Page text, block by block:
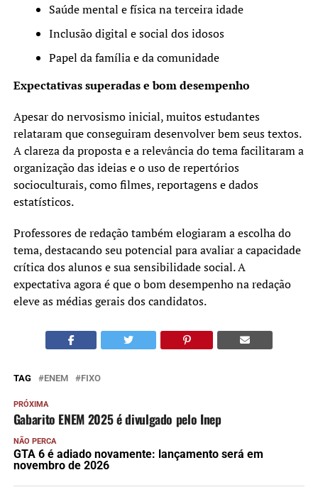
Saúde mental e física na terceira idade
Inclusão digital e social dos idosos
Papel da família e da comunidade
Expectativas superadas e bom desempenho
Apesar do nervosismo inicial, muitos estudantes
relataram que conseguiram desenvolver bem seus textos.
A clareza da proposta e a relevância do tema facilitaram a
organização das ideias e o uso de repertórios
socioculturais, como filmes, reportagens e dados
estatísticos.
Professores de redação também elogiaram a escolha do
tema, destacando seu potencial para avaliar a capacidade
crítica dos alunos e sua sensibilidade social. A
expectativa agora é que o bom desempenho na redação
eleve as médias gerais dos candidatos.
TAG ENEM FIXO
PRÓXIMA
Gabarito ENEM 2025 é divulgado pelo Inep
NÃO PERCA
GTA 6 é adiado novamente: lançamento será em
novembro de 2026